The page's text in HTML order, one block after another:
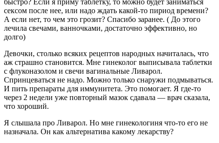
быстро? Если я приму таблетку, то можно будет заниматься
сексом после нее, или надо ждать какой-то пириод времени?
А если нет, то чем это грозит? Спасибо заранее. ( До этого
лечила свечами, ванночками, достаточно эффективно, но
долго)
Девочки, столько всяких рецептов народных начиталась, что
аж страшно становится. Мне гинеколог выписывала таблетки
с флуконазолом и свечи вагинальные Ливарол.
Спринцеваться не надо. Можно только снаружи подмываться.
И пить препараты для иммунитета. Это помогает. Я где-то
через 2 недели уже повторный мазок сдавала — врач сказала,
что хороший.
Я слышала про Ливарол. Но мне гинекологиня что-то его не
назначала. Он как альтернатива какому лекарству?